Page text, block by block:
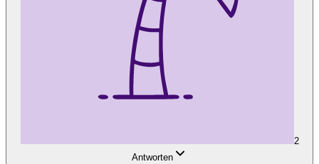
2
Antworten